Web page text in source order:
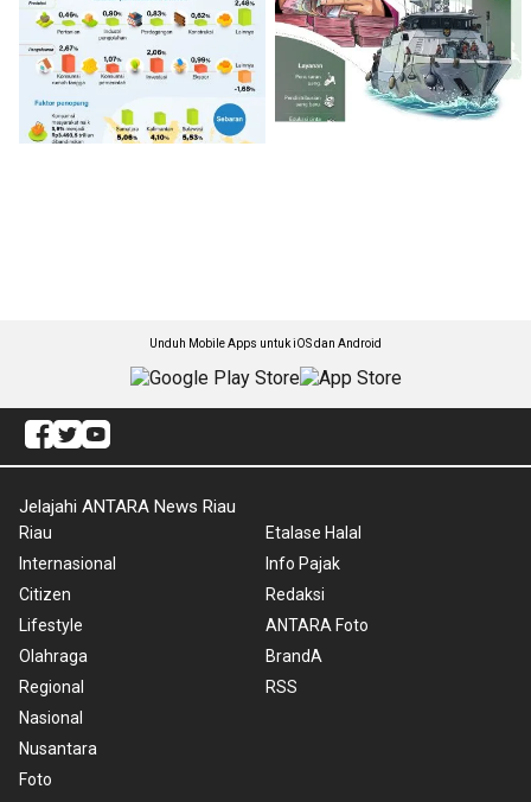
Unduh Mobile Apps untuk iOS dan Android
Jelajahi ANTARA News Riau
Riau
Internasional
Citizen
Lifestyle
Olahraga
Regional
Nasional
Nusantara
Foto
Etalase Halal
Info Pajak
Redaksi
ANTARA Foto
BrandA
RSS